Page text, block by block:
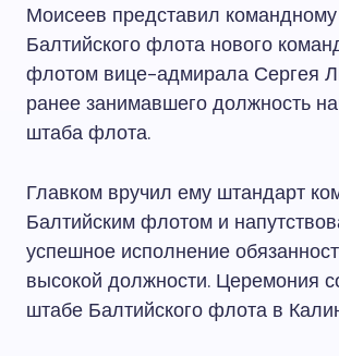
Моисеев представил командному
Балтийского флота нового
флотом вице-адмирала Сергея
ранее занимавшего должность
штаба флота.
Главком вручил ему штандарт
Балтийским флотом и
успешное исполнение
высокой должности. Церемония
штабе Балтийского флота в